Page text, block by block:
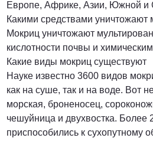
Европе, Африке, Азии, Южной и
Какими средствами уничтожают
Мокриц уничтожают
кислотности почвы и
Какие виды мокриц существуют
Науке известно 3600 видов
как на суше, так и на воде. Вот
морская, броненосец,
чешуйница и двухвостка. Более
приспособились к сухопутному